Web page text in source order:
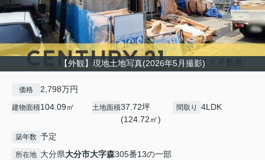
【外観】現地土地写真(2026年5月撮影)
価格 2,798万円
建物面積104.09㎡ 土地面積37.72坪
(124.72㎡)
間取り 4LDK
築年数 予定
所在地 大分県大分市大字森305番13の一部